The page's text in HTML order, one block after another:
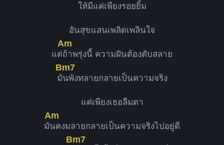
ให้มีแค่เพียงรอยยิ้ม
อันสุขแสนเพลิดเพลินใจ
แต่
Am
ถ้าพรุ่งนี้ ความฝันต้องดับสลาย
มั
Bm7
นพังทลายกลายเป็นความจริง
แค่เพียงเธอลืมตา
มั
Am
นคงมลายกลายเป็นความจริงไปอยู่ดี
Bm7